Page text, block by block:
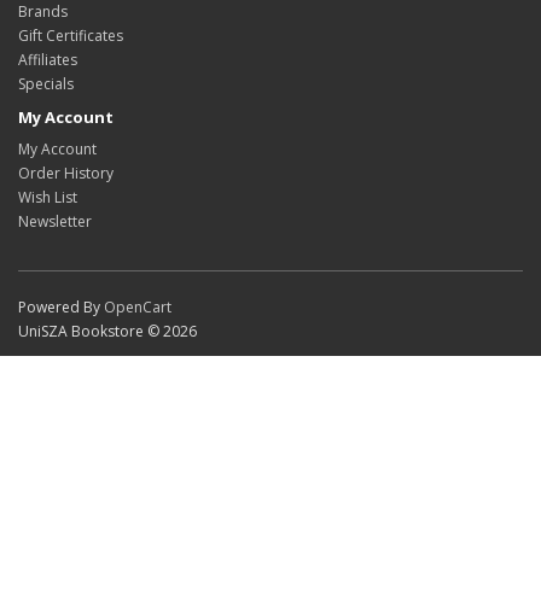
Brands
Gift Certificates
Affiliates
Specials
My Account
My Account
Order History
Wish List
Newsletter
Powered By OpenCart
UniSZA Bookstore © 2026